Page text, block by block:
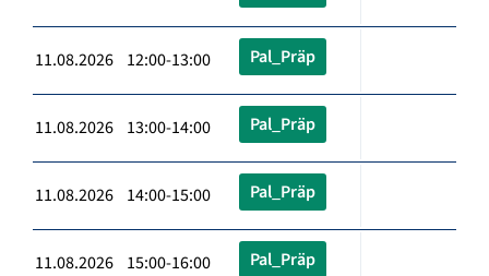
11.08.2026 12:00-13:00 Pal_Präp
11.08.2026 13:00-14:00 Pal_Präp
11.08.2026 14:00-15:00 Pal_Präp
11.08.2026 15:00-16:00 Pal_Präp